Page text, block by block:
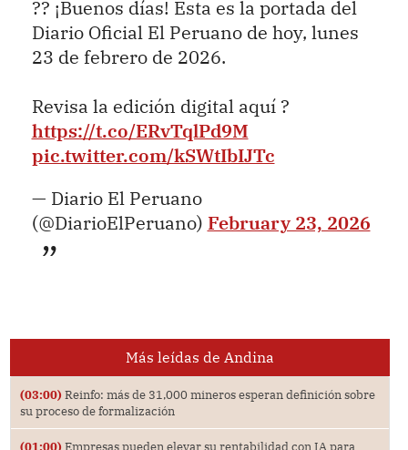
?? ¡Buenos días! Esta es la portada del
Diario Oficial El Peruano de hoy, lunes
23 de febrero de 2026.
Revisa la edición digital aquí ?
https://t.co/ERvTqlPd9M
pic.twitter.com/kSWtIbIJTc
— Diario El Peruano
(@DiarioElPeruano) February 23, 2026
Más leídas de Andina
(03:00) Reinfo: más de 31,000 mineros esperan definición sobre
su proceso de formalización
(01:00) Empresas pueden elevar su rentabilidad con IA para